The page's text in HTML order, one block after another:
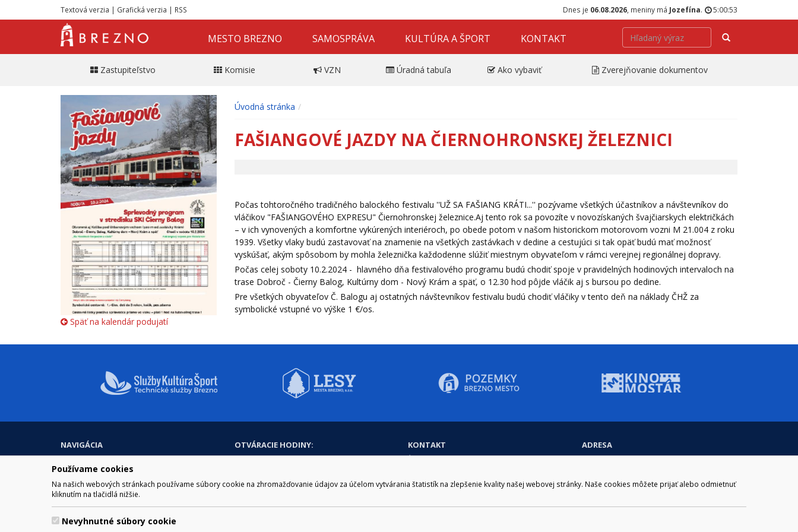
Používame cookies
Na našich webových stránkach používame súbory cookie na zhromažďovanie údajov za účelom vytvárania štatistík na zlepšenie kvality našej webovej stránky. Naše cookies môžete prijať alebo odmietnuť
kliknutím na tlačidlá nižšie.
Nevyhnutné súbory cookie
Textová verzia | Grafická verzia | RSS Dnes je 06.08.2026 , meniny má Jozefína. 5:00:53
MESTO BREZNO SAMOSPRÁVA KULTÚRA A ŠPORT KONTAKT Hľadať
Zastupiteľstvo Komisie VZN Úradná tabuľa Ako vybaviť Zverejňovanie dokumentov
Späť na kalendár podujatí
Úvodná stránka
FAŠIANGOVÉ JAZDY NA ČIERNOHRONSKEJ ŽELEZNICI
Počas tohtoročného tradičného balockého festivalu ''UŽ SA FAŠIANG KRÁTI...'' pozývame všetkých účastníkov a návštevníkov do
vláčikov "FAŠIANGOVÉHO EXPRESU" Čiernohronskej železnice.Aj tento rok sa povozíte v novozískaných švajčiarskych električkách
– v ich vynovených a komfortne vykúrených interiéroch, po obede potom v našom historickom motorovom vozni M 21.004 z roku
1939. Všetky vlaky budú zastavovať na znamenie na všetkých zastávkach v dedine a cestujúci si tak opäť budú mať možnosť
vyskúšať, akým spôsobom by mohla železnička každodenne slúžiť miestnym obyvateľom v rámci verejnej regionálnej dopravy.
Počas celej soboty 10.2.2024 - hlavného dňa festivalového programu budú chodiť spoje v pravidelných hodinových intervaloch na
trase Dobroč - Čierny Balog, Kultúrny dom - Nový Krám a späť, o 12.30 hod pôjde vláčik aj s bursou po dedine.
Pre všetkých obyvateľov Č. Balogu aj ostatných návštevníkov festivalu budú chodiť vláčiky v tento deň na náklady ČHŽ za
symbolické vstupné vo výške 1 €/os.
NAVIGÁCIA
Mesto Brezno
Samospráva
Kultúra a šport
Kontakt
OTVÁRACIE HODINY:
Pre zobrazenie kliknite tu:
Obedňajšia prestávka
KONTAKT
048/28 56 301, 048/28 56 302
ADRESA
Mestský úrad Brezno
977 01 Brezno
Slovakia (Slovak Republic)